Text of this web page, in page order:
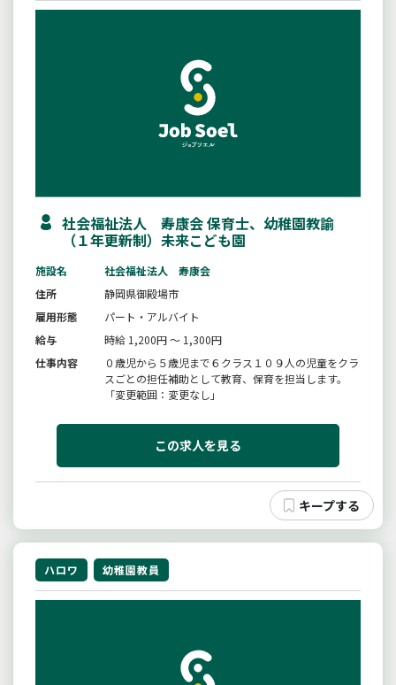
社会福祉法人 寿康会 保育士、幼稚園教諭
（１年更新制）未来こども園
施設名
社会福祉法人 寿康会
住所
静岡県御殿場市
雇用形態
パート・アルバイト
給与
時給 1,200円 ～ 1,300円
仕事内容
０歳児から５歳児まで６クラス１０９人の児童をクラ
スごとの担任補助として教育、保育を担当します。
「変更範囲：変更なし」
この求人を見る
ハロワ 幼稚園教員